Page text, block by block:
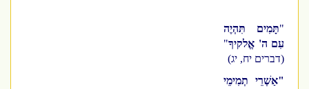
תָּמִים תִּהְיֶה
עִם ה' אֱלקיךָ"
(דברים יח, יג)
"אַשְׁרֵי תְמִימֵי